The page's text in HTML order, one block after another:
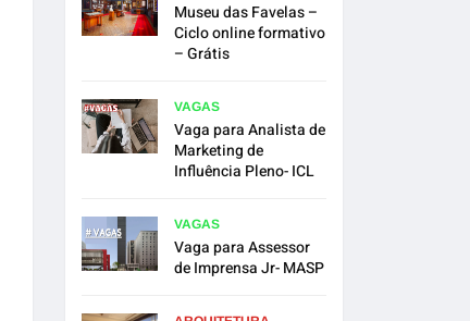
Museu das Favelas –
Ciclo online formativo
– Grátis
VAGAS
Vaga para Analista de
Marketing de
Influência Pleno- ICL
VAGAS
Vaga para Assessor
de Imprensa Jr- MASP